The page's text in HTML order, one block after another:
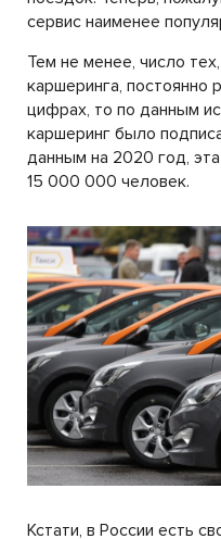
сервис наименее
Тем не менее, число
каршеринга, постоянно
цифрах, то по данным
каршеринг было
данным на 2020 год,
15 000 000 человек.
Кстати, в России есть